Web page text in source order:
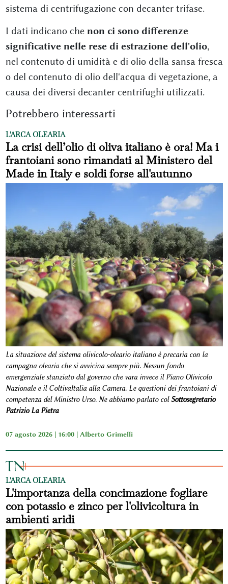
sistema di centrifugazione con decanter trifase.
I dati indicano che non ci sono differenze
significative nelle rese di estrazione dell'olio,
nel contenuto di umidità e di olio della sansa fresca
o del contenuto di olio dell'acqua di vegetazione, a
causa dei diversi decanter centrifughi utilizzati.
Potrebbero interessarti
L'ARCA OLEARIA
La crisi dell’olio di oliva italiano è ora! Ma i
frantoiani sono rimandati al Ministero del
Made in Italy e soldi forse all'autunno
La situazione del sistema olivicolo-oleario italiano è precaria con la
campagna olearia che si avvicina sempre più. Nessun fondo
emergenziale stanziato dal governo che vara invece il Piano Olivicolo
Nazionale e il ColtivaItalia alla Camera. Le questioni dei frantoiani di
competenza del Ministro Urso. Ne abbiamo parlato colSottosegretario
Patrizio La Pietra
07 agosto 2026 | 16:00 | Alberto Grimelli
L'ARCA OLEARIA
L'importanza della concimazione fogliare
con potassio e zinco per l'olivicoltura in
ambienti aridi